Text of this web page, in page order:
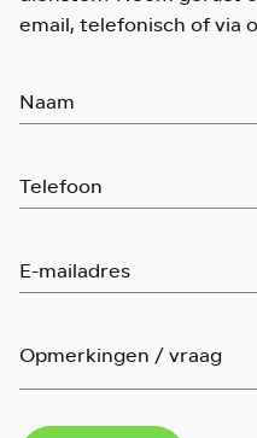
email, telefonisch of via
Naam
Telefoon
E-mailadres
Opmerkingen / vraag